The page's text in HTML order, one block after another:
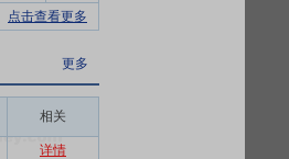
点击查看更多
更多
相关
详情